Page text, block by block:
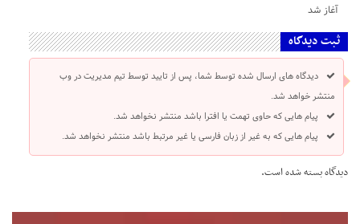
آغاز شد
ثبت دیدگاه
دیدگاه های ارسال شده توسط شما، پس از تایید توسط تیم مدیریت در وب
منتشر خواهد شد.
پیام هایی که حاوی تهمت یا افترا باشد منتشر نخواهد شد.
پیام هایی که به غیر از زبان فارسی یا غیر مرتبط باشد منتشر نخواهد شد.
دیدگاه بسته شده است.